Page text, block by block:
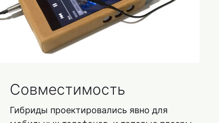
Совместимость
Гибриды проектировались явно для